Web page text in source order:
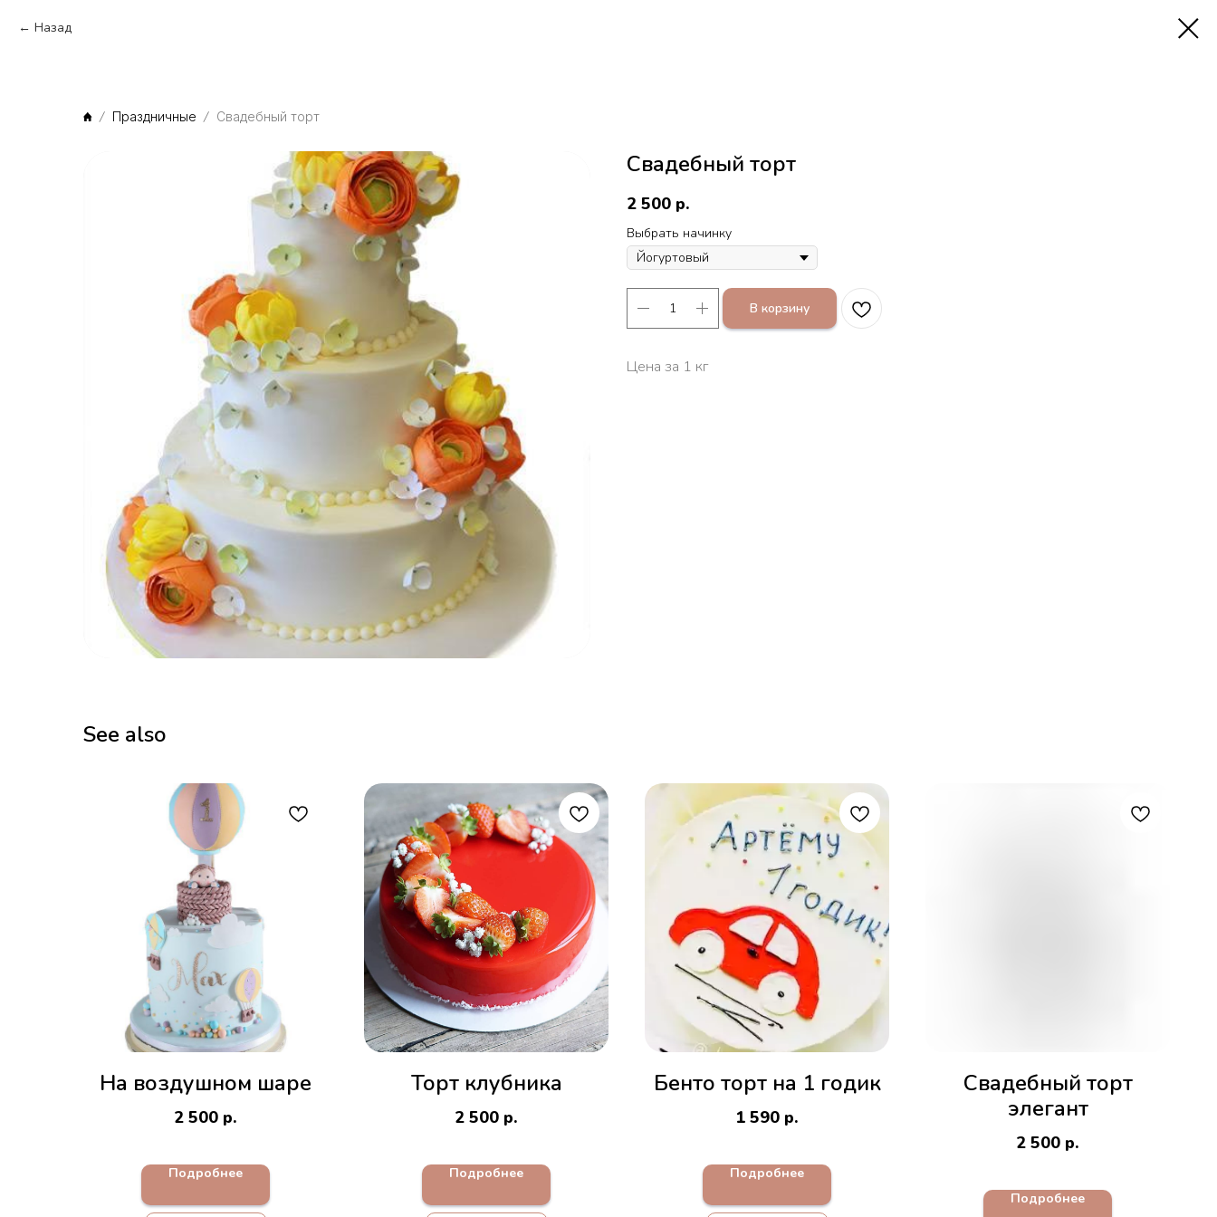
Назад
Праздничные Свадебный торт
Свадебный торт
2 500 р.
Выбрать начинку
В корзину
Цена за 1 кг
See also
На воздушном шаре
2 500 р.
Подробнее
Торт клубника
2 500 р.
Подробнее
Бенто торт на 1 годик
1 590 р.
Подробнее
Свадебный торт
элегант
2 500 р.
Подробнее